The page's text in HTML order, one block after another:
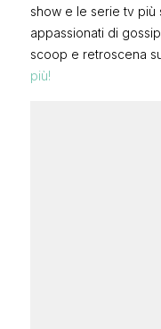
show e le serie tv più
appassionati di
scoop e retroscena
più!